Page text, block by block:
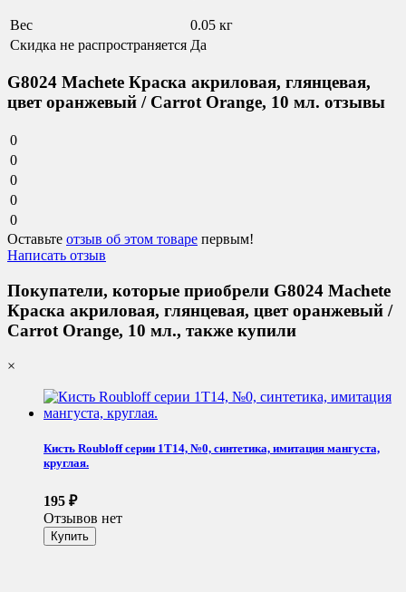
Вес
0.05 кг
Скидка не распространяется Да
G8024 Machete Краска акриловая, глянцевая,
цвет оранжевый / Carrot Orange, 10 мл. отзывы
0
0
0
0
0
Оставьте отзыв об этом товаре первым!
Написать отзыв
Покупатели, которые приобрели G8024 Machete
Краска акриловая, глянцевая, цвет оранжевый /
Carrot Orange, 10 мл., также купили
×
Кисть Roubloff серии 1Т14, №0, синтетика, имитация мангуста,
круглая.
195 ₽
Отзывов нет